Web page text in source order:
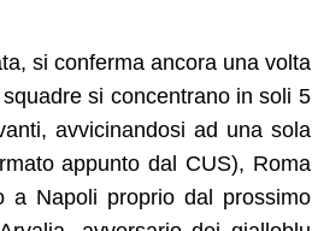
si conferma ancora una volta
si concentrano in soli 5
avvicinandosi ad una sola
appunto dal CUS), Roma
a Napoli proprio dal prossimo